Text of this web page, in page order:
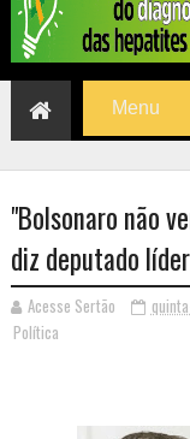
"Bolsonaro não
diz deputado
Acesse Sertão
Política